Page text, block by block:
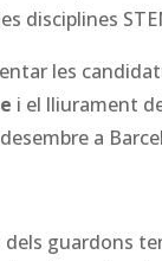
disciplines
les
i el lliurament
a
guardons